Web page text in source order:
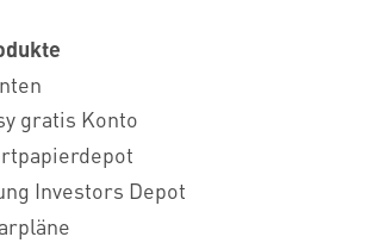
gratis Konto
Investors Depot